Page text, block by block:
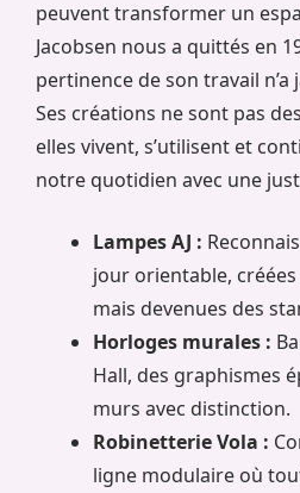
peuvent transformer un
Jacobsen nous a quittés en
pertinence de son travail
Ses créations ne sont pas
elles vivent, s’utilisent et
notre quotidien avec une
Lampes AJ :
jour orientable, créées
mais devenues des
Horloges murales :
Hall, des graphismes
murs avec distinction.
Robinetterie Vola :
ligne modulaire où